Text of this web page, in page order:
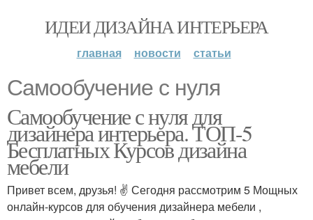
ИДЕИ ДИЗАЙНА ИНТЕРЬЕРА
главная новости статьи
Самообучение с нуля
Самообучение с нуля для
дизайнера интерьера. ТОП-5
Бесплатных Курсов дизайна
мебели
Привет всем, друзья! ✌ Сегодня рассмотрим 5 Мощных
онлайн-курсов для обучения дизайнера мебели ,